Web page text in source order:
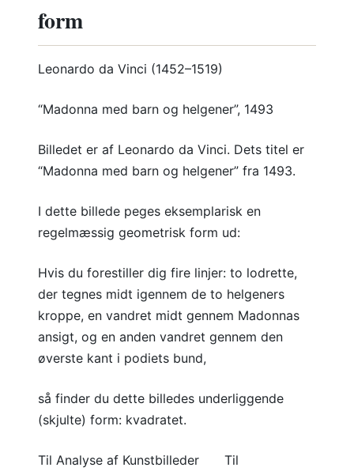
form
Leonardo da Vinci (1452–1519)
“Madonna med barn og helgener”, 1493
Billedet er af Leonardo da Vinci. Dets titel er
“Madonna med barn og helgener” fra 1493.
I dette billede peges eksemplarisk en
regelmæssig geometrisk form ud:
Hvis du forestiller dig fire linjer: to lodrette,
der tegnes midt igennem de to helgeners
kroppe, en vandret midt gennem Madonnas
ansigt, og en anden vandret gennem den
øverste kant i podiets bund,
så finder du dette billedes underliggende
(skjulte) form: kvadratet.
Til Analyse af Kunstbilleder Til